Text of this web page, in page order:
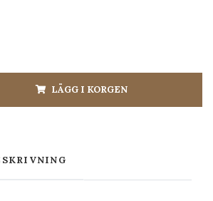
LÄGG I KORGEN